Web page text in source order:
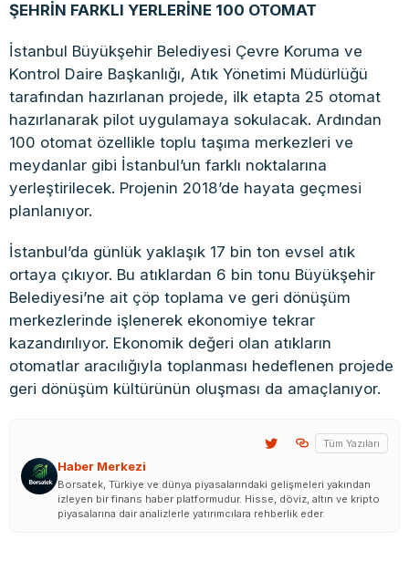
ŞEHRİN FARKLI YERLERİNE 100 OTOMAT
İstanbul Büyükşehir Belediyesi Çevre Koruma ve
Kontrol Daire Başkanlığı, Atık Yönetimi Müdürlüğü
tarafından hazırlanan projede, ilk etapta 25 otomat
hazırlanarak pilot uygulamaya sokulacak. Ardından
100 otomat özellikle toplu taşıma merkezleri ve
meydanlar gibi İstanbul’un farklı noktalarına
yerleştirilecek. Projenin 2018’de hayata geçmesi
planlanıyor.
İstanbul’da günlük yaklaşık 17 bin ton evsel atık
ortaya çıkıyor. Bu atıklardan 6 bin tonu Büyükşehir
Belediyesi’ne ait çöp toplama ve geri dönüşüm
merkezlerinde işlenerek ekonomiye tekrar
kazandırılıyor. Ekonomik değeri olan atıkların
otomatlar aracılığıyla toplanması hedeflenen projede
geri dönüşüm kültürünün oluşması da amaçlanıyor.
Haber Merkezi
Tüm Yazıları
Borsatek, Türkiye ve dünya piyasalarındaki gelişmeleri yakından
izleyen bir finans haber platformudur. Hisse, döviz, altın ve kripto
piyasalarına dair analizlerle yatırımcılara rehberlik eder.